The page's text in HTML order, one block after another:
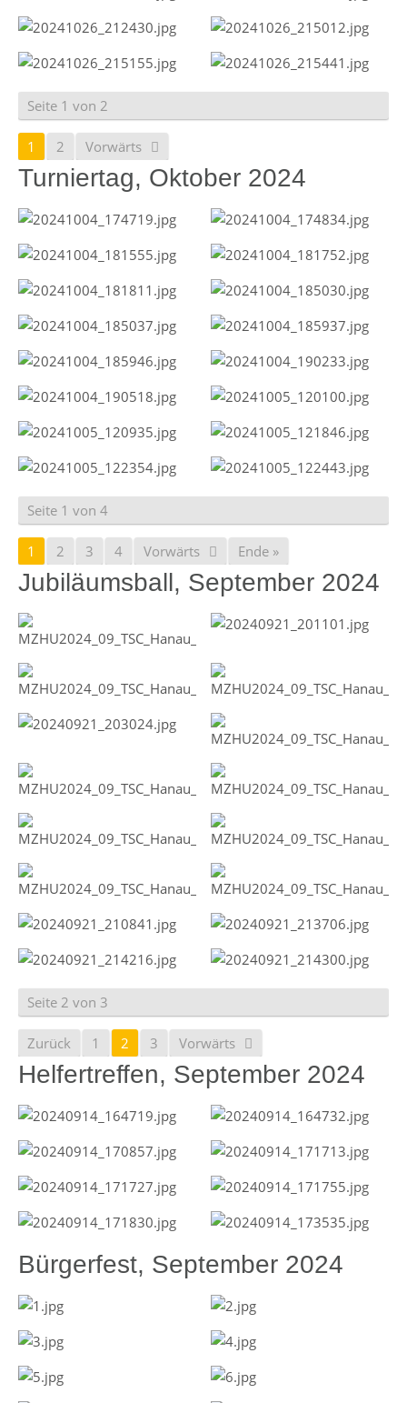
Seite 1 von 2
1 2 Vorwärts
Turniertag, Oktober 2024
Seite 1 von 4
1 2 3 4 Vorwärts Ende »
Jubiläumsball, September 2024
Seite 2 von 3
Zurück 1 2 3 Vorwärts
Helfertreffen, September 2024
Bürgerfest, September 2024